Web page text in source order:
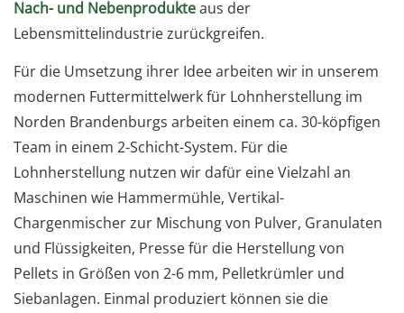
Nach- und Nebenprodukteaus der
Lebensmittelindustrie zurückgreifen.
Für die Umsetzung ihrer Idee arbeiten wir in unserem
modernen Futtermittelwerk für Lohnherstellung im
Norden Brandenburgs arbeiten einem ca. 30-köpfigen
Team in einem 2-Schicht-System. Für die
Lohnherstellung nutzen wir dafür eine Vielzahl an
Maschinen wie Hammermühle, Vertikal-
Chargenmischer zur Mischung von Pulver, Granulaten
und Flüssigkeiten, Presse für die Herstellung von
Pellets in Größen von 2-6 mm, Pelletkrümler und
Siebanlagen. Einmal produziert können sie die